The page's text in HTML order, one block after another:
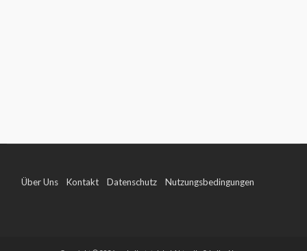
Über Uns Kontakt Datenschutz Nutzungsbedingungen